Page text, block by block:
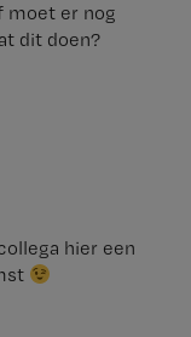
moet er nog
dit doen?
hier een